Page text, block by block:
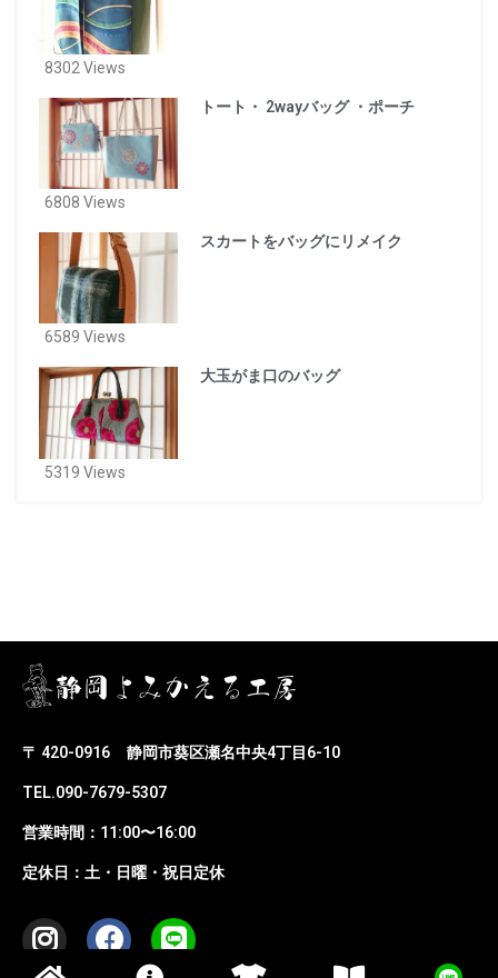
8302 Views
トート・ 2wayバッグ ・ポーチ
6808 Views
スカートをバッグにリメイク
6589 Views
大玉がま口のバッグ
5319 Views
〒 420-0916 静岡市葵区瀬名中央4丁目6-10
TEL.090-7679-5307
営業時間：11:00〜16:00
定休日：土・日曜・祝日定休